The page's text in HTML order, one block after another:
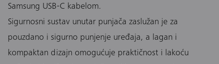
Samsung USB-C kabelom.
Sigurnosni sustav unutar punjača zaslužan je za
pouzdano i sigurno punjenje uređaja, a lagan i
kompaktan dizajn omogućuje praktičnost i lakoću